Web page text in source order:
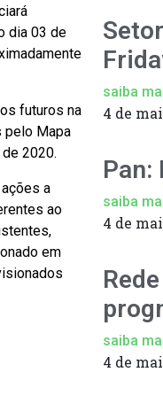
dia 03 de
futuros na
pelo Mapa
2020.
a
ao
em
saiba
4 de
Pan:
saiba
4 de
saiba
4 de